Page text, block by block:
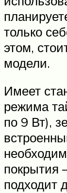
только
этом,
модели.
Имеет
режима
по 9 Вт),
покрытия
подходит